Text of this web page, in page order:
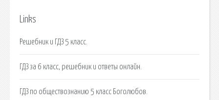
Links
Решебник и ГДЗ 5 класс.
ГДЗ за 6 класс, решебник и ответы онлайн.
ГДЗ по обществознанию 5 класс Боголюбов.